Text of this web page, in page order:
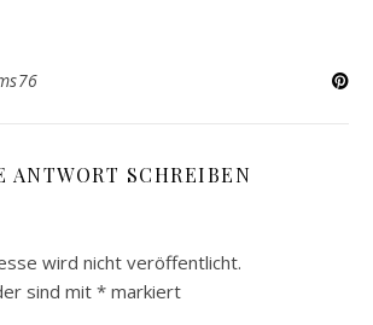
ANTWORT SCHREIBEN
wird nicht veröffentlicht.
sind mit * markiert